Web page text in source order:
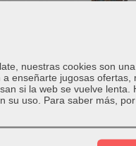
de
Vishnu
nuestras cookies son
enseñarte jugosas ofertas,
si la web se vuelve lenta.
su uso. Para saber más,